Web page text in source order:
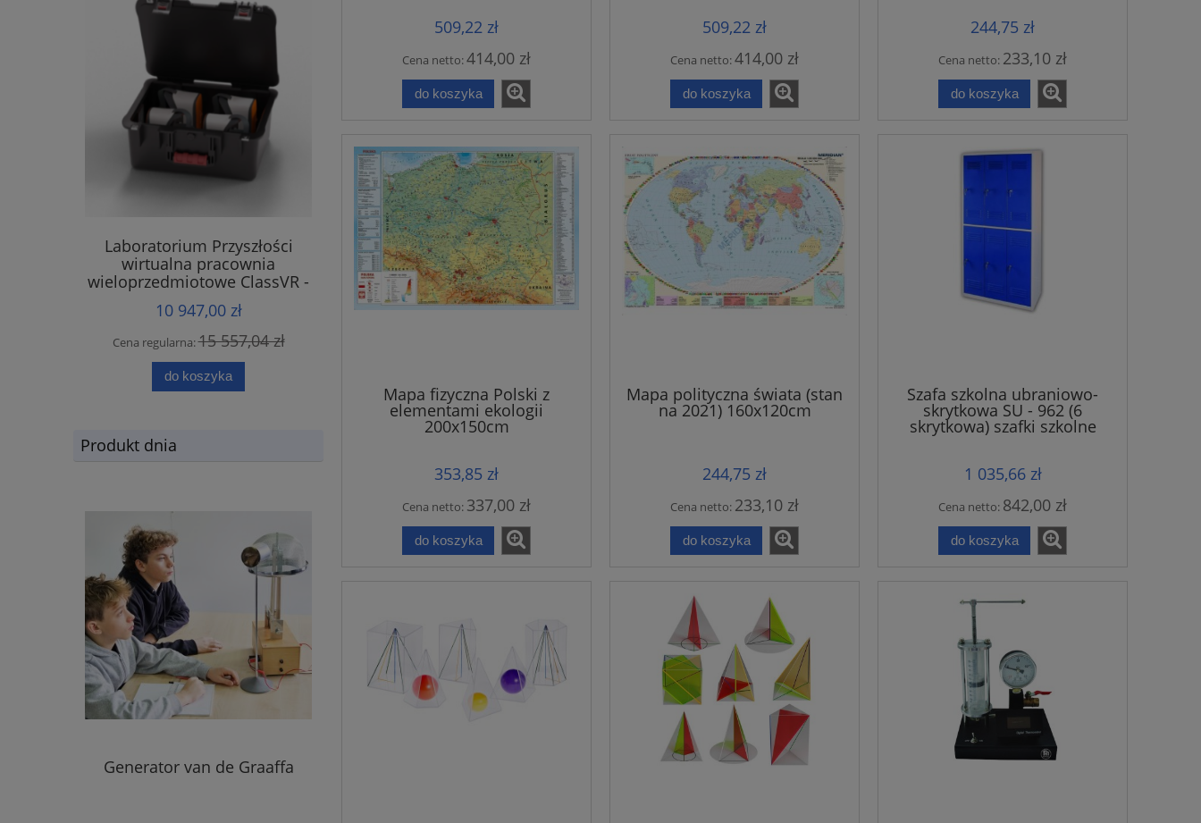
Laboratorium Przyszłości
wirtualna pracownia
wieloprzedmiotowe ClassVR -
zestaw 4 sztuk gogle Premium
10 947,00 zł
Cena regularna:15 557,04 zł
do koszyka
Produkt dnia
Generator van de Graaffa
509,22 zł
Cena netto:414,00 zł
do koszyka
509,22 zł
Cena netto:414,00 zł
do koszyka
244,75 zł
Cena netto: 233,10 zł
do koszyka
Mapa fizyczna Polski z
elementami ekologii
200x150cm
353,85 zł
Cena netto: 337,00 zł
do koszyka
Mapa polityczna świata (stan
na 2021) 160x120cm
244,75 zł
Cena netto: 233,10 zł
do koszyka
Szafa szkolna ubraniowo-
skrytkowa SU - 962 (6
skrytkowa) szafki szkolne
metalowe
1 035,66 zł
Cena netto: 842,00 zł
do koszyka